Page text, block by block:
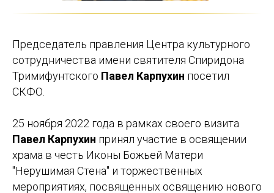
Председатель правления Центра культурного
сотрудничества имени святителя Спиридона
Тримифунтского Павел Карпухин посетил
СКФО.
25 ноября 2022 года в рамках своего визита
Павел Карпухин принял участие в освящении
храма в честь Иконы Божьей Матери
"Нерушимая Стена" и торжественных
мероприятиях, посвященных освящению нового